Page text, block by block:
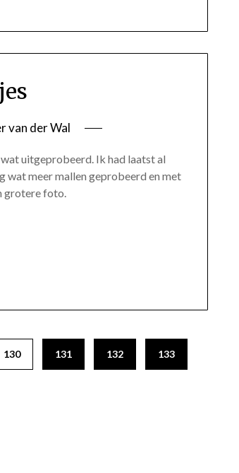
van der Wal
uitgeprobeerd. Ik had laatst al
wat meer mallen geprobeerd en met
grotere foto.
130 131 132 133